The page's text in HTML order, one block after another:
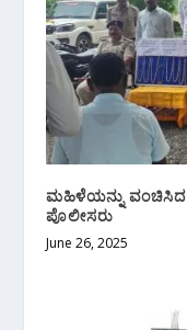
ಮಹಿಳೆಯನ್ನು ವಂಚಿಸಿದ
ಪೊಲೀಸರು
June 26, 2025